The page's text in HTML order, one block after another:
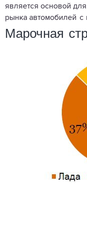
является основой
рынка автомобилей с
Марочная